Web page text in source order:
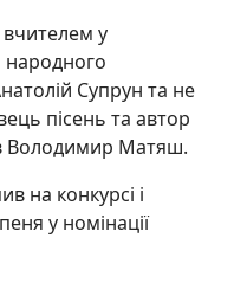
у
Супрун та не
пісень та автор
Володимир Матяш.
на конкурсі і
у номінації